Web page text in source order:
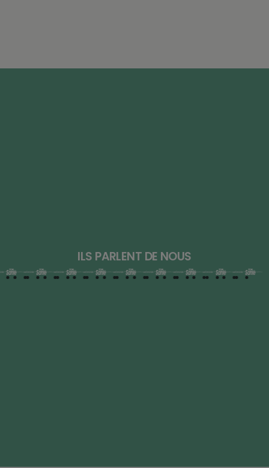
ILS PARLENT DE NOUS